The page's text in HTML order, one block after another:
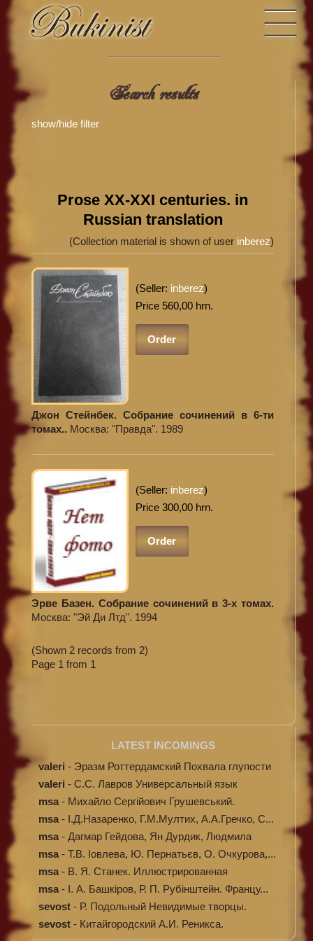
Search results
show/hide filter
Prose XX-XXI centuries. in
Russian translation
(Collection material is shown of user inberez)
(Seller: inberez)
Price 560,00 hrn.
Order
Джон Стейнбек. Собрание сочинений в 6-ти
томах.. Москва: "Правда". 1989
(Seller: inberez)
Price 300,00 hrn.
Order
Эрве Базен. Собрание сочинений в 3-х томах.
Москва: "Эй Ди Лтд". 1994
(Shown 2 records from 2)
Page 1 from 1
LATEST INCOMINGS
valeri - Эразм Роттердамский Похвала глупости
valeri - C.С. Лавров Универсальный язык
программи...
msa - Михайло Сергійович Грушевський.
Ілюстров...
msa - І.Д.Назаренко, Г.М.Мултих, А.А.Гречко, С...
msa - Дагмар Гейдова, Ян Дурдик, Людмила
Кибал...
msa - Т.В. Іовлева, Ю. Пернатьєв, О. Очкурова,...
msa - В. Я. Станек. Иллюстрированная
энциклопе...
msa - І. А. Башкіров, Р. П. Рубінштейн. Францу...
sevost - Р. Подольный Невидимые творцы.
sevost - Китайгородский А.И. Реникса.